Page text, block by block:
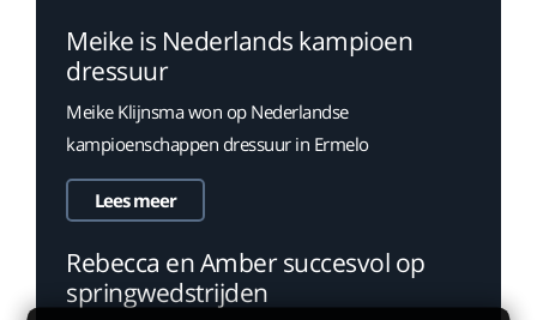
Meike is Nederlands kampioen
dressuur
Meike Klijnsma won op Nederlandse
kampioenschappen dressuur in Ermelo
Lees meer
Rebecca en Amber succesvol op
springwedstrijden